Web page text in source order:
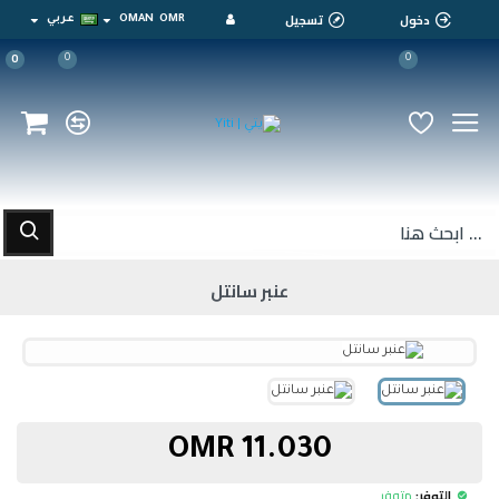
دخول تسجيل OMR
OMAN عربي
0
0
0
عنبر سانتل
11.030 OMR